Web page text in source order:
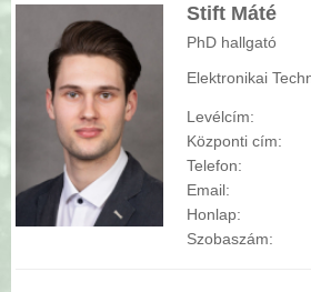
Stift Máté
PhD hallgató
Elektronikai
Levélcím:
Központi cím:
Telefon:
Email:
Honlap:
Szobaszám: